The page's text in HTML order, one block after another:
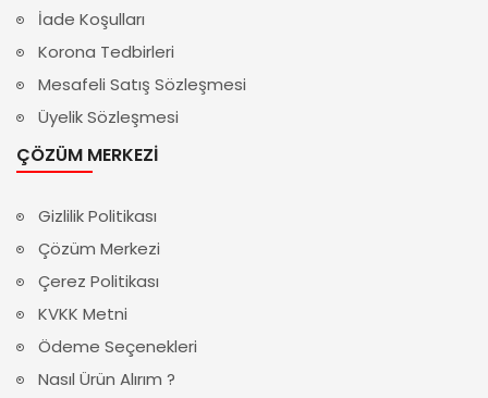
İade Koşulları
Korona Tedbirleri
Mesafeli Satış Sözleşmesi
Üyelik Sözleşmesi
ÇÖZÜM MERKEZI
Gizlilik Politikası
Çözüm Merkezi
Çerez Politikası
KVKK Metni
Ödeme Seçenekleri
Nasıl Ürün Alırım ?